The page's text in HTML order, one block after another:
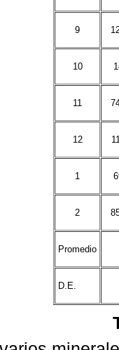
9
10
11
12
1
2
Promedio
D.E.